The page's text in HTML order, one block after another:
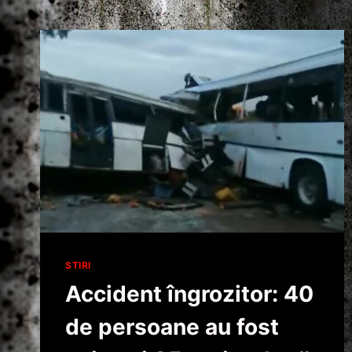
STIRI
Accident îngrozitor: 40
de persoane au fost